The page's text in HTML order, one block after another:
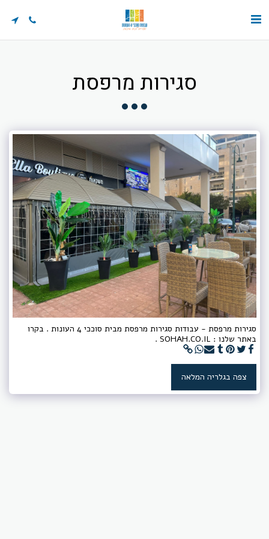
סגירות מרפסת
סגירות מרפסת - עבודות סגירות מרפסת מבית סוככי 4 העונות . בקרו
באתר שלנו : SOHAH.CO.IL .
צפה בגלריה המלאה